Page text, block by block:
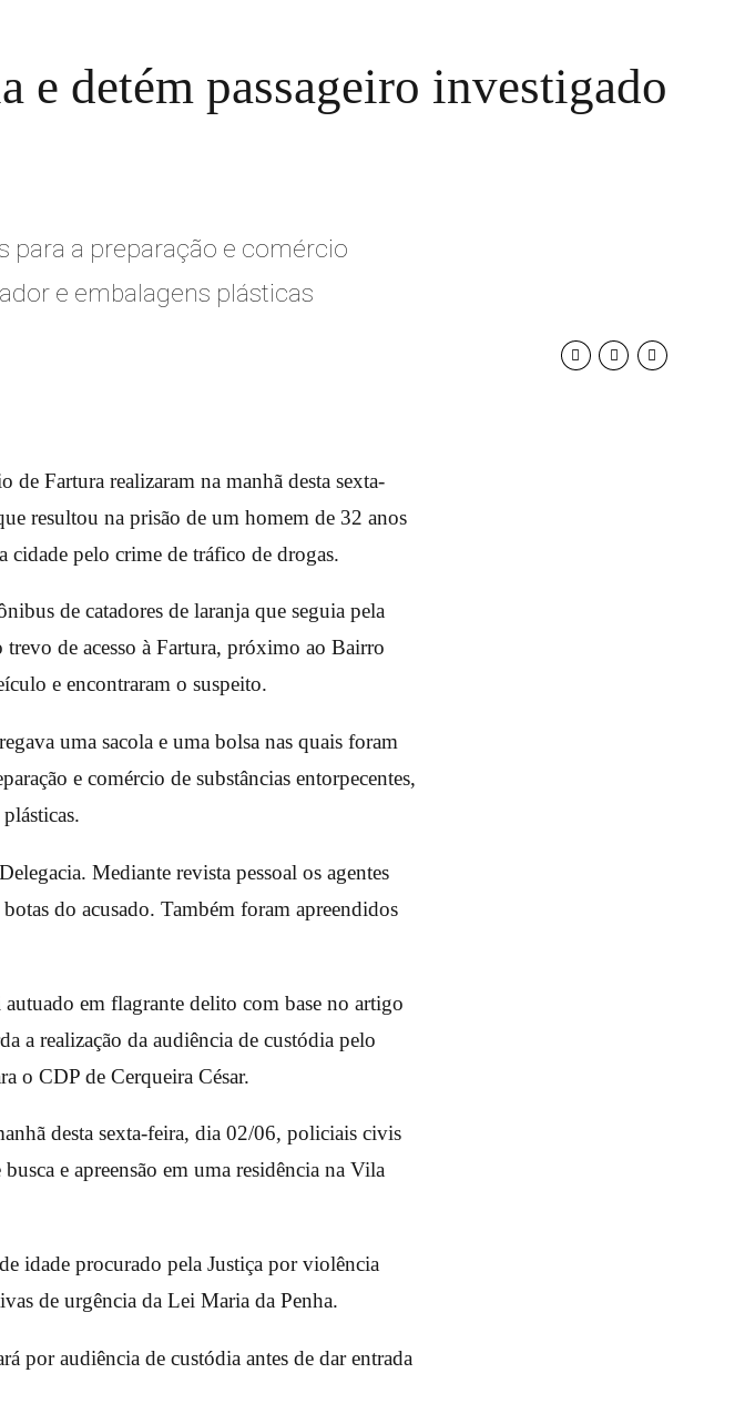
e detém passageiro investigado
a preparação e comércio
e embalagens plásticas
Fartura realizaram na manhã desta sexta-
resultou na prisão de um homem de 32 anos
cidade pelo crime de tráfico de drogas.
de catadores de laranja que seguia pela
de acesso à Fartura, próximo ao Bairro
e encontraram o suspeito.
uma sacola e uma bolsa nas quais foram
e comércio de substâncias entorpecentes,
Mediante revista pessoal os agentes
do acusado. Também foram apreendidos
em flagrante delito com base no artigo
a realização da audiência de custódia pelo
o CDP de Cerqueira César.
desta sexta-feira, dia 02/06, policiais civis
e apreensão em uma residência na Vila
idade procurado pela Justiça por violência
de urgência da Lei Maria da Penha.
por audiência de custódia antes de dar entrada